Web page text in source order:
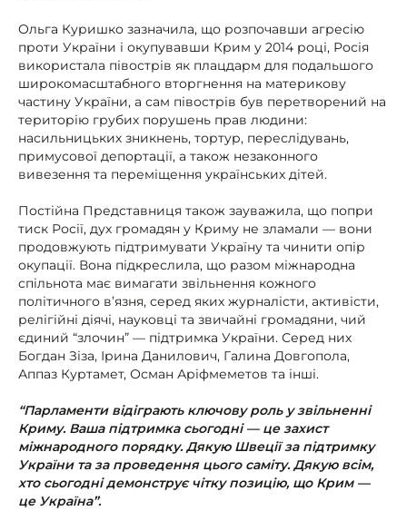
Ольга Куришко зазначила, що розпочавши агресію
проти України і окупувавши Крим у 2014 році, Росія
використала півострів як плацдарм для подальшого
широкомасштабного вторгнення на материкову
частину України, а сам півострів був перетворений на
територію грубих порушень прав людини:
насильницьких зникнень, тортур, переслідувань,
примусової депортації, а також незаконного
вивезення та переміщення українських дітей.
Постійна Представниця також зауважила, що попри
тиск Росії, дух громадян у Криму не зламали — вони
продовжують підтримувати Україну та чинити опір
окупації. Вона підкреслила, що разом міжнародна
спільнота має вимагати звільнення кожного
політичного в’язня, серед яких журналісти, активісти,
релігійні діячі, науковці та звичайні громадяни, чий
єдиний “злочин” — підтримка України. Серед них
Богдан Зіза, Ірина Данилович, Галина Довгопола,
Аппаз Куртамет, Осман Аріфмеметов та інші.
“Парламенти відіграють ключову роль у звільненні
Криму. Ваша підтримка сьогодні — це захист
міжнародного порядку. Дякую Швеції за підтримку
України та за проведення цього саміту. Дякую всім,
хто сьогодні демонструє чітку позицію, що Крим —
це Україна”.